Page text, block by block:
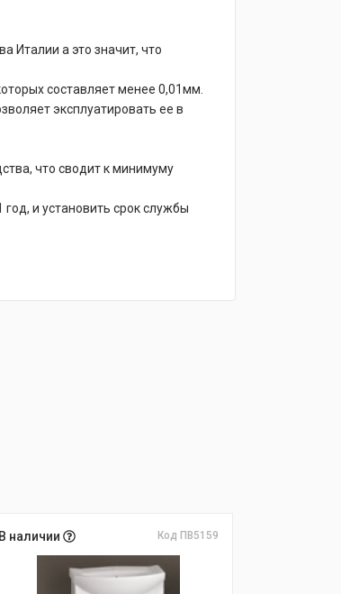
Италии а это значит, что
составляет менее 0,01мм.
эксплуатировать ее в
что сводит к минимуму
и установить срок службы
В наличии Код ПВ5159